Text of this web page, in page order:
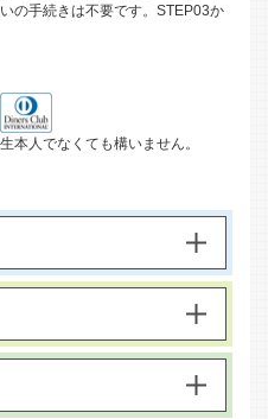
の手続きは不要です。STEP03か
本人でなくても構いません。